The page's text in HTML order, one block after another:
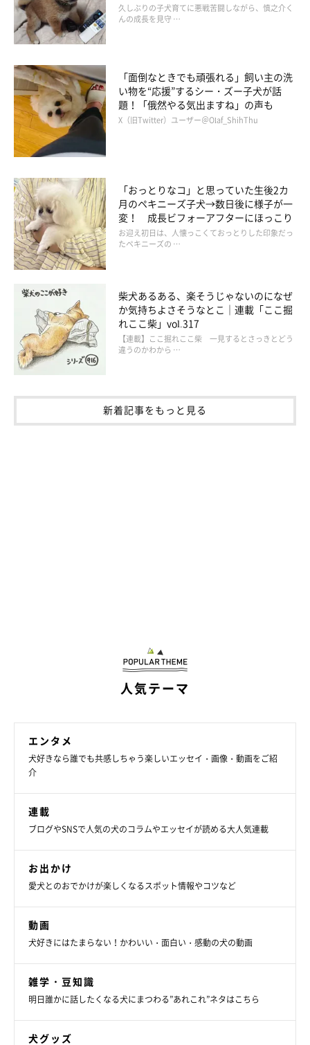
@kinako20210216
のんびり屋さんで、人懐っこく甘えん坊な性格のきなこちゃん。
犬も人も大好きで、お散歩中にすれ違う人に「なでて〜」と毎回
アピールをしに行くほどなのだとか。
また、優しい一面もあるそうで、飼い主さんが体調が悪くなって
横たわっていると、寄り添ってきてくれることもあるのだそうで
す。
すが、ハーネスをつけるのが嫌なようで、ハーネスをつけると明
らかに哀しい表情になるのだとか。しかし、散歩が始まるとやっ
哀しそうな顔をしたり、ニコニコ顔になることもあれば、ぼーっ
んはいろいろな表情を飼い主さんに見せてくれています。
久しぶりの子犬育てに悪戦苦闘しながら、慎之介く
んの成長を見守 …
「面倒なときでも頑張れる」飼い主の洗
い物を“応援”するシー・ズー子犬が話
題！「俄然やる気出ますね」の声も
X（旧Twitter）ユーザー＠Olaf_ShihThu
「おっとりなコ」と思っていた生後2カ
月のペキニーズ子犬→数日後に様子が一
変！ 成長ビフォーアフターにほっこり
お迎え初日は、人懐っこくておっとりした印象だっ
たペキニーズの …
柴犬あるある、楽そうじゃないのになぜ
か気持ちよさそうなとこ｜連載「ここ掘
れここ柴」vol.317
【連載】ここ掘れここ柴 一見するとさっきとどう
違うのかわから …
新着記事をもっと見る
人気テーマ
エンタメ
犬好きなら誰でも共感しちゃう楽しいエッセイ・画像・動画をご紹
介
連載
ブログやSNSで人気の犬のコラムやエッセイが読める大人気連載
お出かけ
愛犬とのおでかけが楽しくなるスポット情報やコツなど
動画
犬好きにはたまらない！かわいい・面白い・感動の犬の動画
雑学・豆知識
明日誰かに話したくなる犬にまつわる”あれこれ”ネタはこちら
犬グッズ